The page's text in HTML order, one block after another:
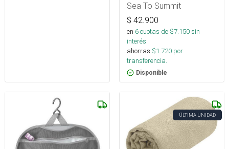
Sea To Summit
$ 42.900
en 6cuotas de $7.150sin
interés
ahorras $1.720 por
transferencia.
Disponible
ÚLTIMA UNIDAD